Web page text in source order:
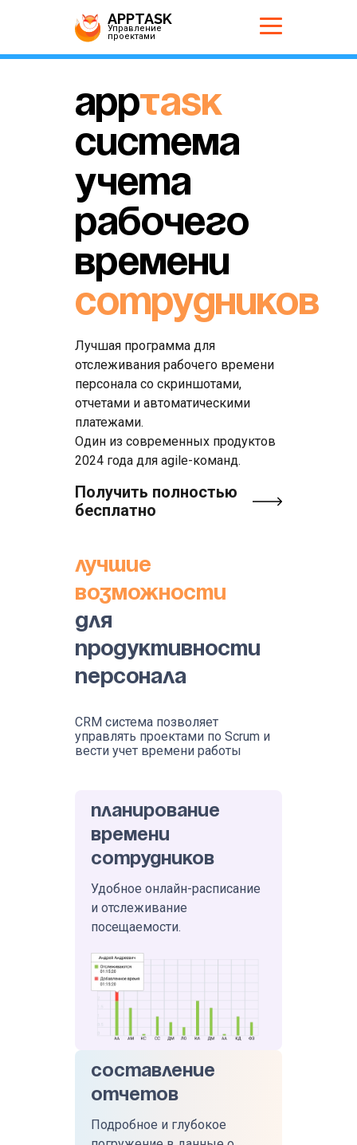
APPTASK
Управление
проектами
AppTask
система
учета
рабочего
времени
сотрудников
Лучшая программа для
отслеживания рабочего времени
персонала со скриншотами,
отчетами и автоматическими
платежами.
Один из современных продуктов
2024 года для agile-команд.
Получить полностью
бесплатно
Лучшие
возможности
для
продуктивности
персонала
CRM система позволяет
управлять проектами по Scrum и
вести учет времени работы
Планирование
времени
сотрудников
Удобное онлайн-расписание
и отслеживание
посещаемости.
Составление
отчетов
Подробное и глубокое